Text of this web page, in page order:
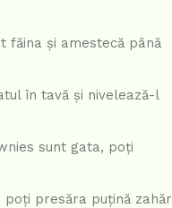
făina și amestecă până
în tavă și nivelează-l
sunt gata, poți
poți presăra puțină zahăr